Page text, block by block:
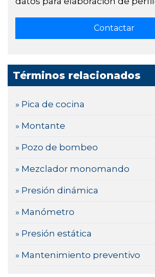
Términos relacionados
» Pica de cocina
» Montante
» Pozo de bombeo
» Mezclador monomando
» Presión dinámica
» Manómetro
» Presión estática
» Mantenimiento preventivo